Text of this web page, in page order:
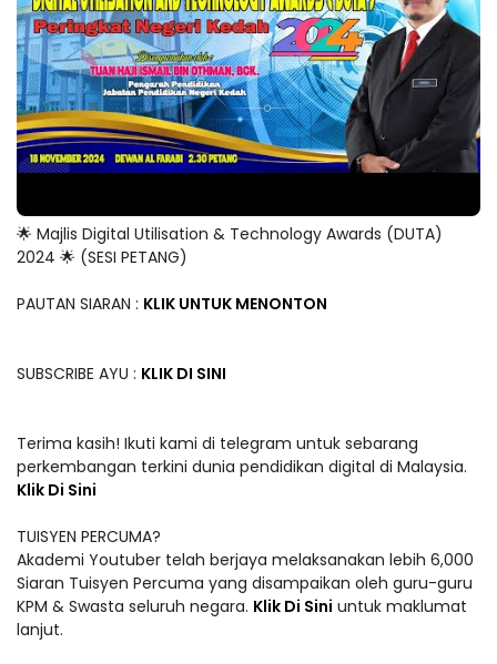
🌟 Majlis Digital Utilisation & Technology Awards (DUTA)
2024 🌟 (SESI PETANG)
PAUTAN SIARAN : KLIK UNTUK MENONTON
SUBSCRIBE AYU : KLIK DI SINI
Terima kasih! Ikuti kami di telegram untuk sebarang
perkembangan terkini dunia pendidikan digital di Malaysia.
Klik Di Sini
TUISYEN PERCUMA?
Akademi Youtuber telah berjaya melaksanakan lebih 6,000
Siaran Tuisyen Percuma yang disampaikan oleh guru-guru
KPM & Swasta seluruh negara. Klik Di Sini untuk maklumat
lanjut.